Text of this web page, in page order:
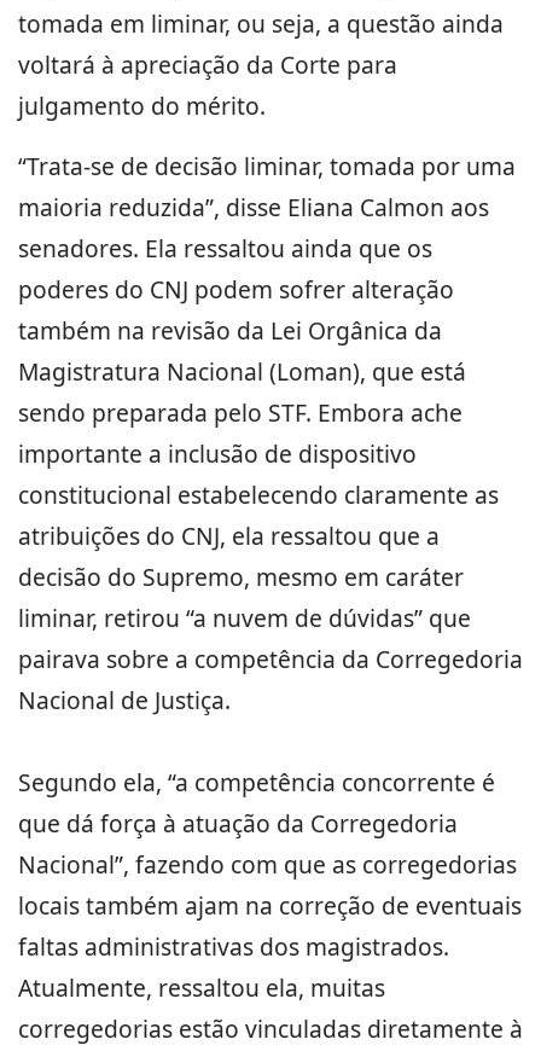
tomada em liminar, ou seja, a questão ainda
voltará à apreciação da Corte para
julgamento do mérito.
“Trata-se de decisão liminar, tomada por uma
maioria reduzida”, disse Eliana Calmon aos
senadores. Ela ressaltou ainda que os
poderes do CNJ podem sofrer alteração
também na revisão da Lei Orgânica da
Magistratura Nacional (Loman), que está
sendo preparada pelo STF. Embora ache
importante a inclusão de dispositivo
constitucional estabelecendo claramente as
atribuições do CNJ, ela ressaltou que a
decisão do Supremo, mesmo em caráter
liminar, retirou “a nuvem de dúvidas” que
pairava sobre a competência da Corregedoria
Nacional de Justiça.
Segundo ela, “a competência concorrente é
que dá força à atuação da Corregedoria
Nacional”, fazendo com que as corregedorias
locais também ajam na correção de eventuais
faltas administrativas dos magistrados.
Atualmente, ressaltou ela, muitas
corregedorias estão vinculadas diretamente à